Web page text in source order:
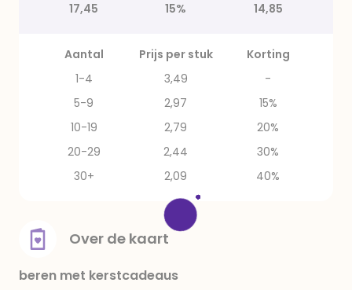
17,45
15% 14,85
Aantal Prijs per stuk
Korting
1-4
3,49
-
5-9
2,97
15%
10-19
2,79
20%
20-29
2,44
30%
30+
2,09 40%
Over de kaart
beren met kerstcadeaus